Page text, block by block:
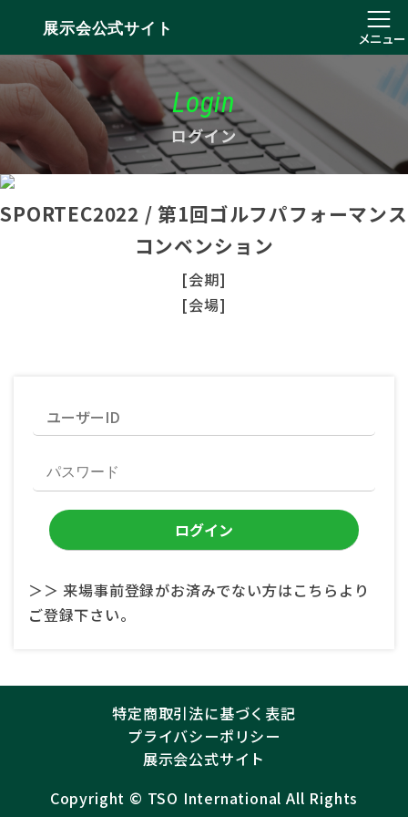
展示会公式サイト
メニュー
Login
ログイン
SPORTEC2022 / 第1回ゴルフパフォーマンス
コンベンション
[会期]
[会場]
＞＞ 来場事前登録がお済みでない方はこちらより
ご登録下さい。
特定商取引法に基づく表記
プライバシーポリシー
展示会公式サイト
Copyright ©︎ TSO International All Rights